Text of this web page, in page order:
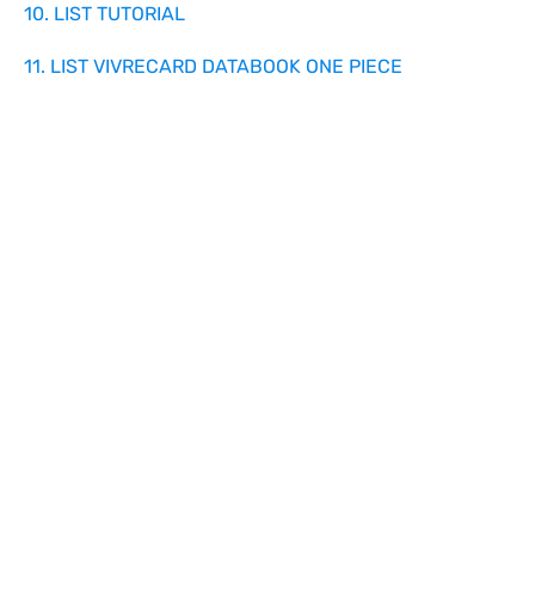
10. LIST TUTORIAL
11. LIST VIVRECARD DATABOOK ONE PIECE